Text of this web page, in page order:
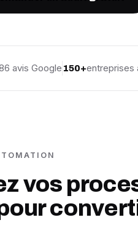
86 avis Google 150+entreprises
vos